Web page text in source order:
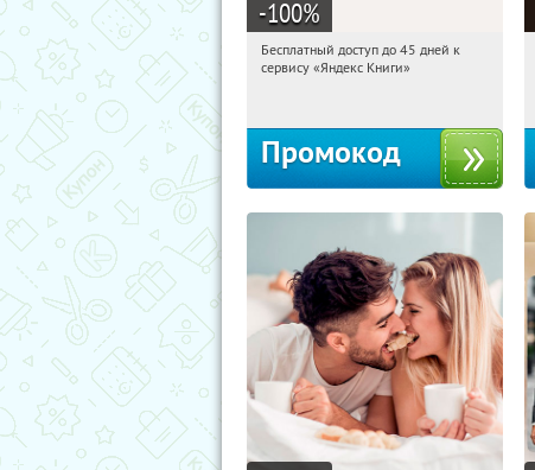
-100%
18:32:16
Получи первым!
Бесплатный доступ до 45 дней к
сервису «Яндекс Книги»
Промокод